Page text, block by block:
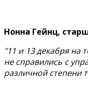
Нонна Гейнц,
"11 и 13 декабря на
не справились с
различной степени